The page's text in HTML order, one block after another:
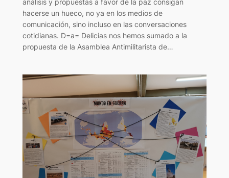
hacerse un hueco, no ya en los medios de
comunicación, sino incluso en las conversaciones
cotidianas. D=a= Delicias nos hemos sumado a la
propuesta de la Asamblea Antimilitarista de…